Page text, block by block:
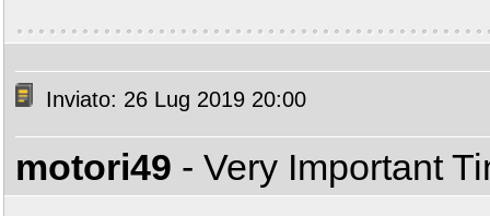
Inviato: 26 Lug 2019 20:00
motori49 - Very Important